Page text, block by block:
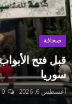
صحافة
قبل فتح
سوريا
أغسطس 6, 2026 0